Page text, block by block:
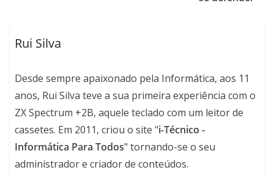
Rui Silva
Desde sempre apaixonado pela Informática, aos 11
anos, Rui Silva teve a sua primeira experiência com o
ZX Spectrum +2B, aquele teclado com um leitor de
cassetes. Em 2011, criou o site "i-Técnico -
Informática Para Todos" tornando-se o seu
administrador e criador de conteúdos.